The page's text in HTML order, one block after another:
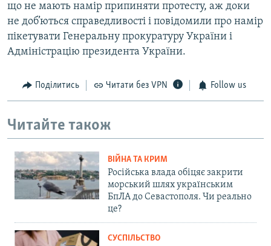
що не мають намір припиняти протесту, аж доки
не доб’ються справедливості і повідомили про намір
пікетувати Генеральну прокуратуру України і
Адміністрацію президента України.
Поділитись Читати без VPN Follow us
Читайте також
ВІЙНА ТА КРИМ
Російська влада обіцяє закрити
морський шлях українським
БпЛА до Севастополя. Чи реально
це?
СУСПІЛЬСТВО